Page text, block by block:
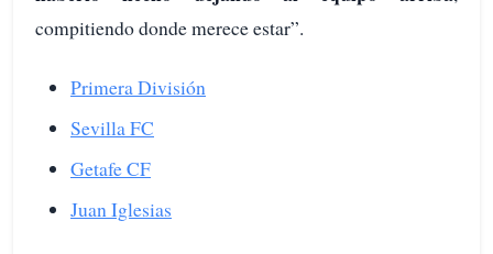
compitiendo donde merece estar”.
Primera División
Sevilla FC
Getafe CF
Juan Iglesias